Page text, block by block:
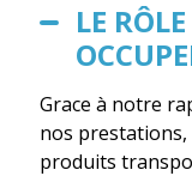
LE
Grace à notre
nos prestations,
produits